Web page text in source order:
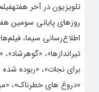
تلویزیون در آخر
روزهای پایانی سومین
اطلاع‌رسانی سیما،
تیراندازها»،
«دروغ های خطرناک»،